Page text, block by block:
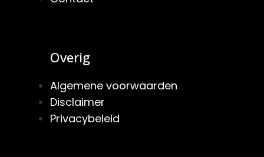
Overig
Algemene voorwaarden
Disclaimer
Privacybeleid